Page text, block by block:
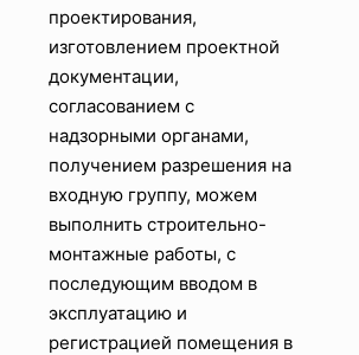
проектирования,
изготовлением проектной
документации,
согласованием с
надзорными органами,
получением разрешения на
входную группу, можем
выполнить строительно-
монтажные работы, с
последующим вводом в
эксплуатацию и
регистрацией помещения в